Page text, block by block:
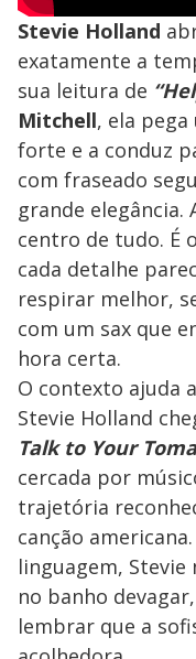
Stevie Holland
exatamente a
sua leitura de
Mitchell, ela
forte e a conduz
com fraseado
grande
centro de tudo. É
cada detalhe
respirar melhor,
com um sax que
hora certa.
O contexto ajuda
Stevie Holland
Talk to Your
cercada por
trajetória
canção
linguagem,
no banho
lembrar que a